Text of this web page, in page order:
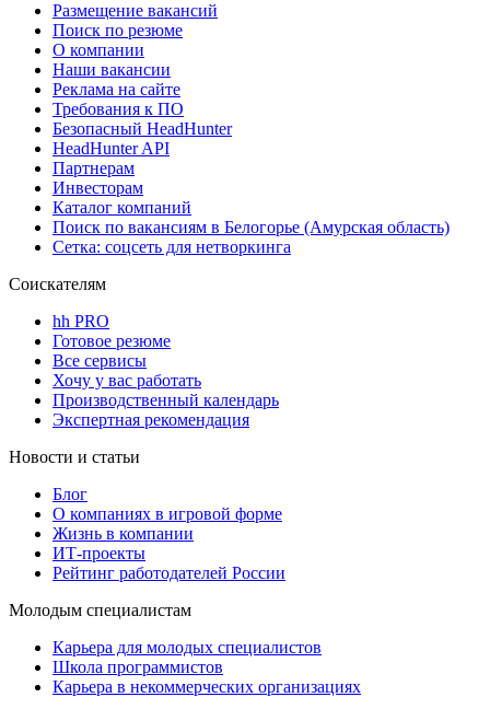
Размещение вакансий
Поиск по резюме
О компании
Наши вакансии
Реклама на сайте
Требования к ПО
Безопасный HeadHunter
HeadHunter API
Партнерам
Инвесторам
Каталог компаний
Поиск по вакансиям в Белогорье (Амурская область)
Сетка: соцсеть для нетворкинга
Соискателям
hh PRO
Готовое резюме
Все сервисы
Хочу у вас работать
Производственный календарь
Экспертная рекомендация
Новости и статьи
Блог
О компаниях в игровой форме
Жизнь в компании
ИТ-проекты
Рейтинг работодателей России
Молодым специалистам
Карьера для молодых специалистов
Школа программистов
Карьера в некоммерческих организациях